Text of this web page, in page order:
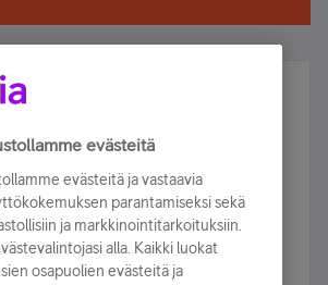
– osallistu ja voita!
ja olet mukana arvonnassa.
evästeitä
evästeitä ja vastaavia
parantamiseksi sekä
ja markkinointitarkoituksiin.
alla. Kaikki luokat
osapuolien evästeitä ja